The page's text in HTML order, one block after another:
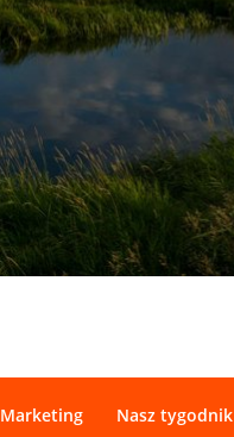
Marketing Nasz tygodnik